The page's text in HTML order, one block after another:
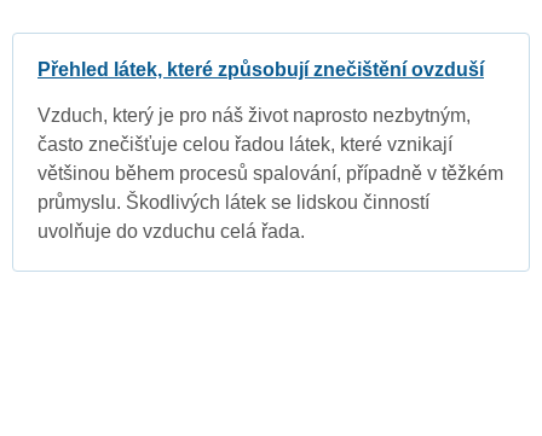
Přehled látek, které způsobují znečištění ovzduší
Vzduch, který je pro náš život naprosto nezbytným,
často znečišťuje celou řadou látek, které vznikají
většinou během procesů spalování, případně v těžkém
průmyslu. Škodlivých látek se lidskou činností
uvolňuje do vzduchu celá řada.